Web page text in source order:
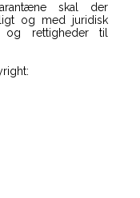
skal der
og med juridisk
og rettigheder til